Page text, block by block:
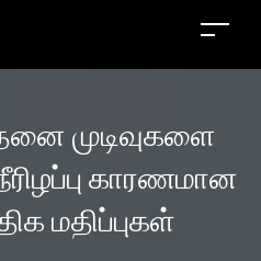
முடிவுகளை
காரணமான
மதிப்புகள்